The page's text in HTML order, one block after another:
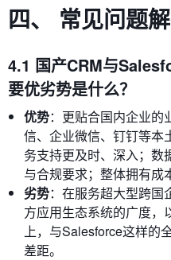
四、 常见问题
4.1 国产CRM与
要优劣势是什么？
优势：更贴合国内企业的
信、企业微信、钉钉等本
务支持更及时、深入；数
与合规要求；整体拥有成
劣势：在服务超大型跨国
方应用生态系统的广度，
上，与Salesforce这样的
差距。